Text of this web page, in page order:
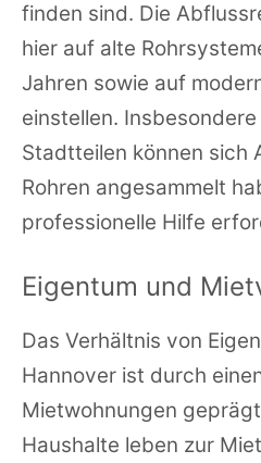
finden sind. Die
hier auf alte
Jahren sowie auf
einstellen.
Stadtteilen können sich
Rohren angesammelt
professionelle Hilfe
Eigentum und
Das Verhältnis von
Hannover ist durch
Mietwohnungen
Haushalte leben zur